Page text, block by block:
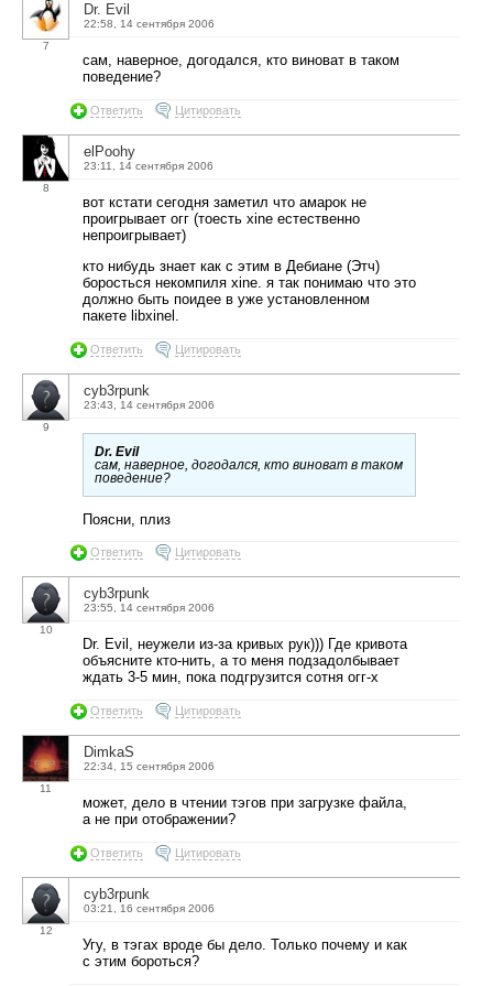
7
Dr. Evil
22:58, 14 сентября 2006
сам, наверное, догодался, кто виноват в таком
поведение?
Ответить Цитировать
8
elPoohy
23:11, 14 сентября 2006
вот кстати сегодня заметил что амарок не
проигрывает огг (тоесть xine естественно
непроигрывает)
кто нибудь знает как с этим в Дебиане (Этч)
боросться некомпиля xine. я так понимаю что это
должно быть поидее в уже установленном
пакете libxinel.
Ответить Цитировать
9
cyb3rpunk
23:43, 14 сентября 2006
Dr. Evil
сам, наверное, догодался, кто виноват в таком
поведение?
Поясни, плиз
Ответить Цитировать
10
cyb3rpunk
23:55, 14 сентября 2006
Dr. Evil, неужели из-за кривых рук))) Где кривота
объясните кто-нить, а то меня подзадолбывает
ждать 3-5 мин, пока подгрузится сотня огг-х
Ответить Цитировать
11
DimkaS
22:34, 15 сентября 2006
может, дело в чтении тэгов при загрузке файла,
а не при отображении?
Ответить Цитировать
12
cyb3rpunk
03:21, 16 сентября 2006
Угу, в тэгах вроде бы дело. Только почему и как
с этим бороться?